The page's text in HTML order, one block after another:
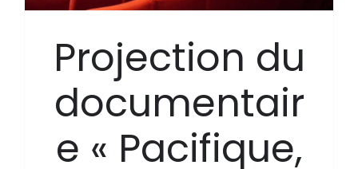
Projection du
documentair
e « Pacifique,